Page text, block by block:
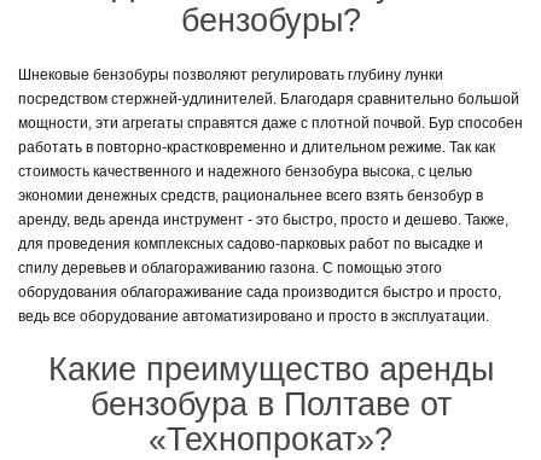
бензобуры?
Шнековые бензобуры позволяют регулировать глубину лунки
посредством стержней-удлинителей. Благодаря сравнительно большой
мощности, эти агрегаты справятся даже с плотной почвой. Бур способен
работать в повторно-крастковременно и длительном режиме. Так как
стоимость качественного и надежного бензобура высока, с целью
экономии денежных средств, рациональнее всего взять бензобур в
аренду, ведь аренда инструмент - это быстро, просто и дешево. Также,
для проведения комплексных садово-парковых работ по высадке и
спилу деревьев и облагораживанию газона. С помощью этого
оборудования облагораживание сада производится быстро и просто,
ведь все оборудование автоматизировано и просто в эксплуатации.
Какие преимущество аренды
бензобура в Полтаве от
«Технопрокат»?